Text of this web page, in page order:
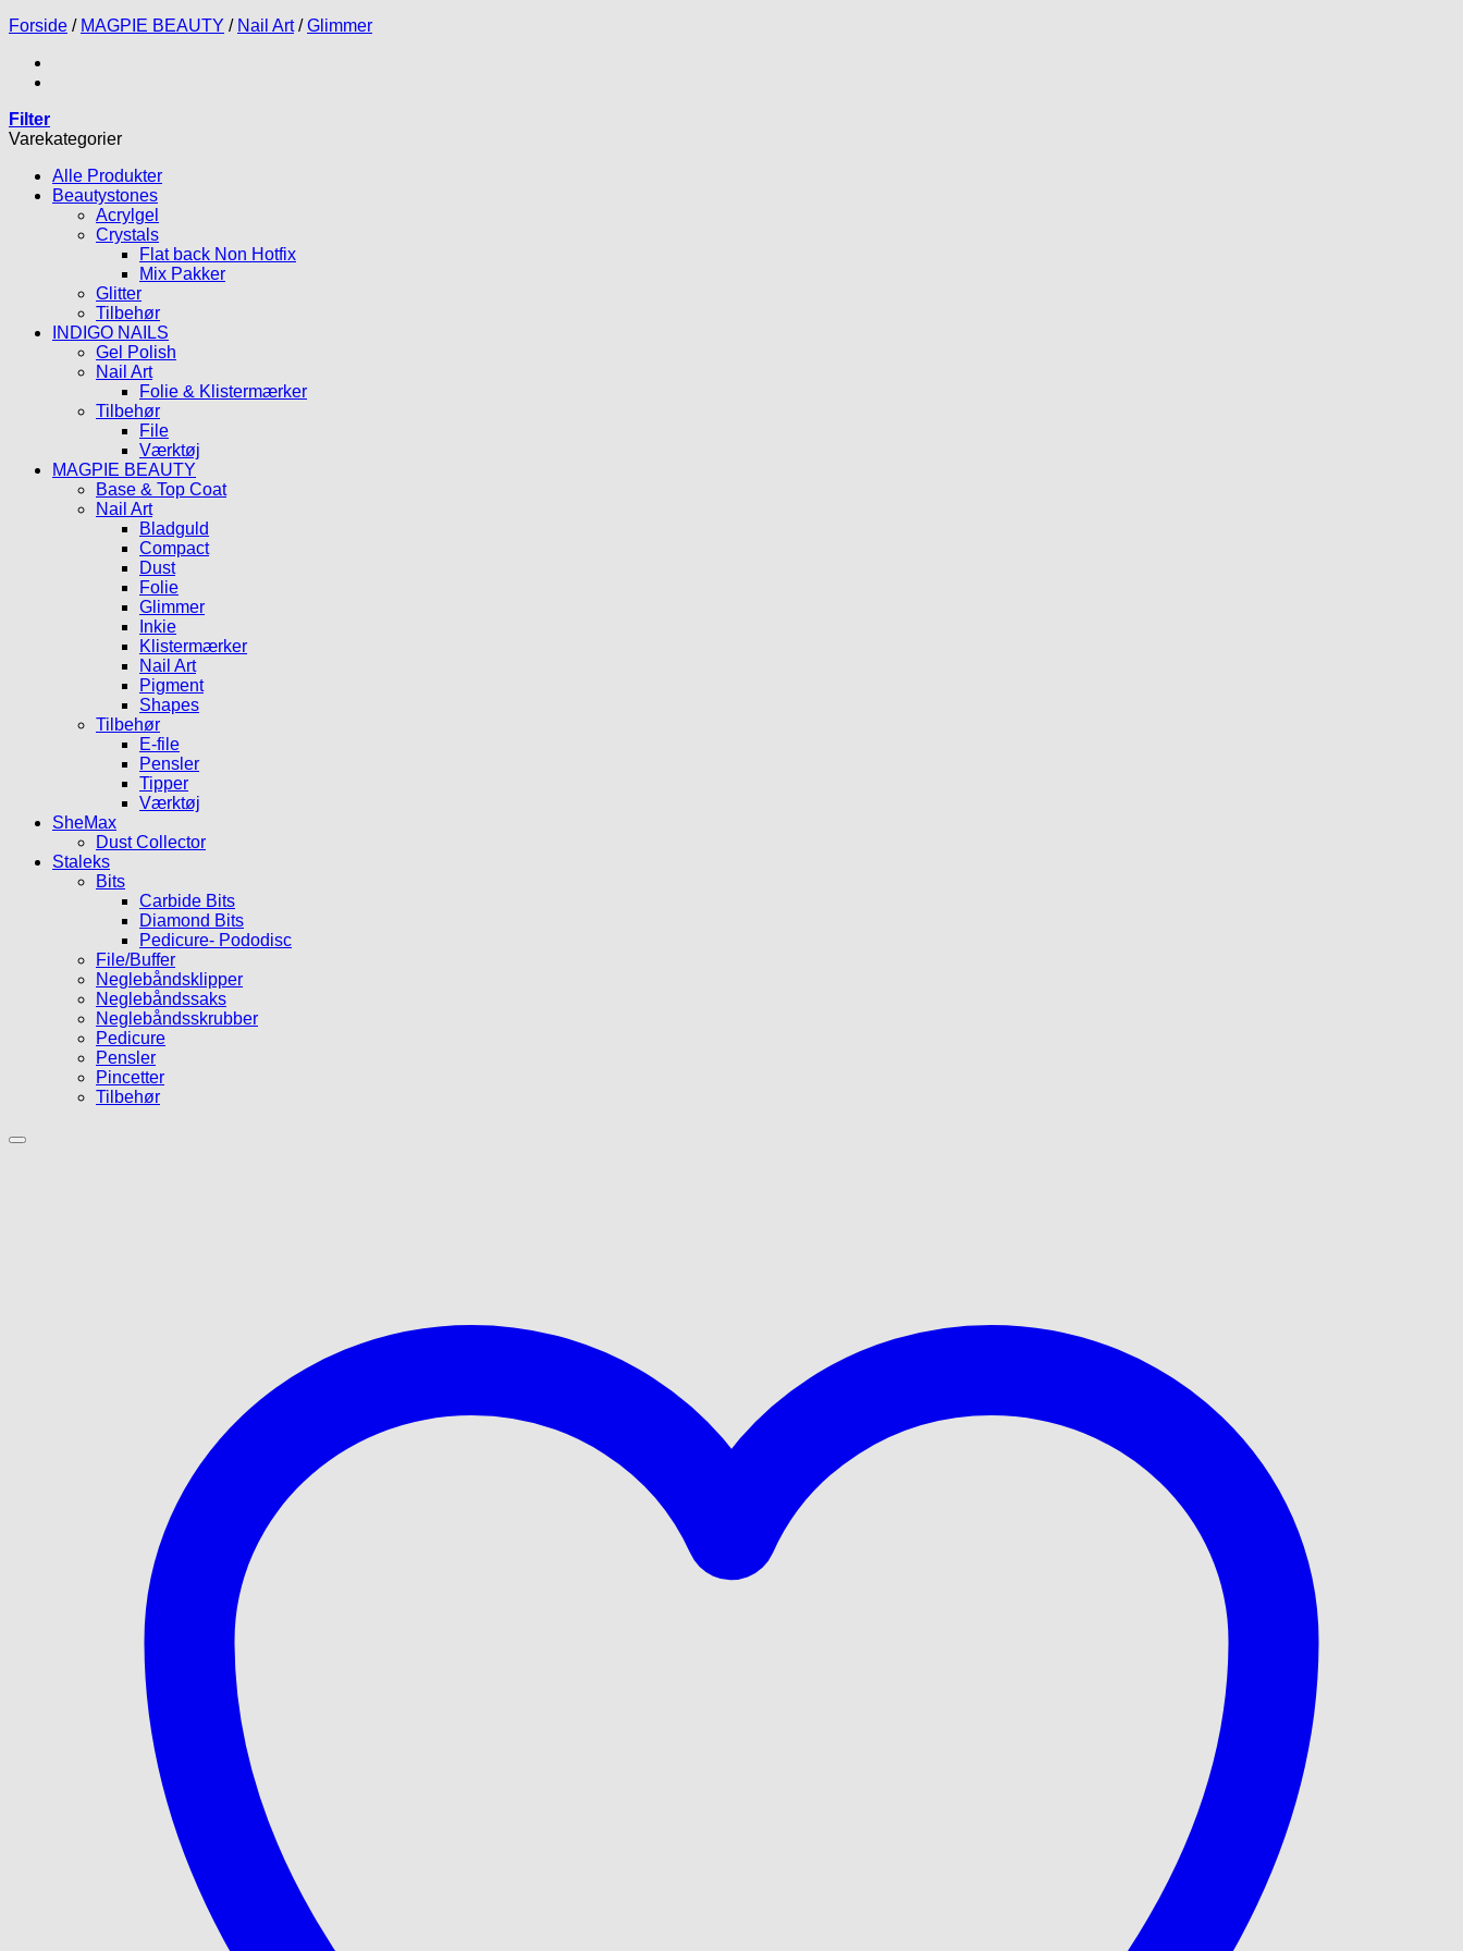
Forside / MAGPIE BEAUTY / Nail Art / Glimmer
Filter
Varekategorier
Alle Produkter
Beautystones
Acrylgel
Crystals
Flat back Non Hotfix
Mix Pakker
Glitter
Tilbehør
INDIGO NAILS
Gel Polish
Nail Art
Folie & Klistermærker
Tilbehør
File
Værktøj
MAGPIE BEAUTY
Base & Top Coat
Nail Art
Bladguld
Compact
Dust
Folie
Glimmer
Inkie
Klistermærker
Nail Art
Pigment
Shapes
Tilbehør
E-file
Pensler
Tipper
Værktøj
SheMax
Dust Collector
Staleks
Bits
Carbide Bits
Diamond Bits
Pedicure- Pododisc
File/Buffer
Neglebåndsklipper
Neglebåndssaks
Neglebåndsskrubber
Pedicure
Pensler
Pincetter
Tilbehør